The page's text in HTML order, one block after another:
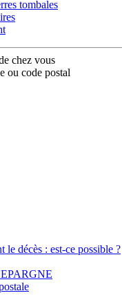
tombales
chez vous
ou code postal
le décès : est-ce possible ?